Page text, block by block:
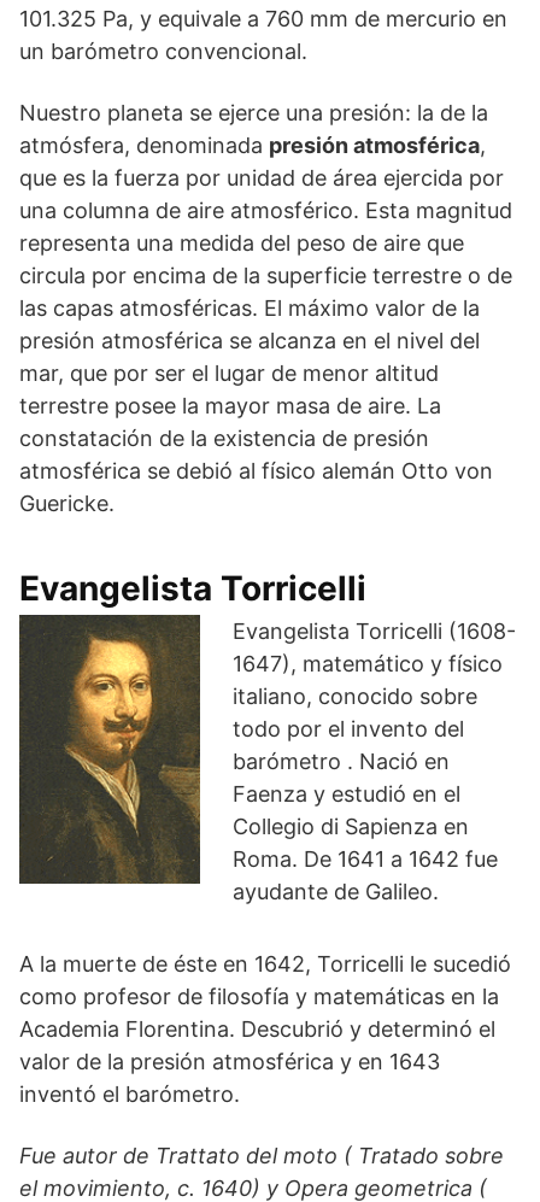
101.325 Pa, y equivale a 760 mm de mercurio en
un barómetro convencional.
Nuestro planeta se ejerce una presión: la de la
atmósfera, denominada presión atmosférica,
que es la fuerza por unidad de área ejercida por
una columna de aire atmosférico. Esta magnitud
representa una medida del peso de aire que
circula por encima de la superficie terrestre o de
las capas atmosféricas. El máximo valor de la
presión atmosférica se alcanza en el nivel del
mar, que por ser el lugar de menor altitud
terrestre posee la mayor masa de aire. La
constatación de la existencia de presión
atmosférica se debió al físico alemán Otto von
Guericke.
Evangelista Torricelli
Evangelista Torricelli (1608-
1647), matemático y físico
italiano, conocido sobre
todo por el invento del
barómetro . Nació en
Faenza y estudió en el
Collegio di Sapienza en
Roma. De 1641 a 1642 fue
ayudante de Galileo.
A la muerte de éste en 1642, Torricelli le sucedió
como profesor de filosofía y matemáticas en la
Academia Florentina. Descubrió y determinó el
valor de la presión atmosférica y en 1643
inventó el barómetro.
Fue autor de Trattato del moto ( Tratado sobre
el movimiento, c. 1640) y Opera geometrica (